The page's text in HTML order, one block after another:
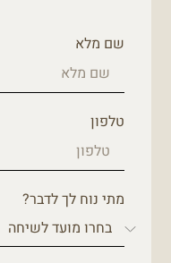
שם מלא
טלפון
מתי נוח לך לדבר?